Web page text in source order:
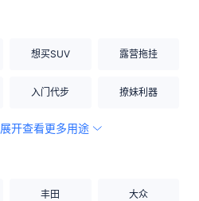
想买SUV 露营拖挂
入门代步 撩妹利器
空间宽敞
展开查看更多用途
丰田 大众